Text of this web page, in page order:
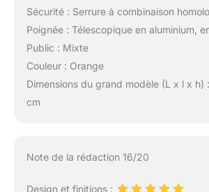
Sécurité : Serrure à combinaison
Poignée : Télescopique en aluminium,
Public : Mixte
Couleur : Orange
Dimensions du grand modèle (L x l x
cm
Note de la rédaction 16/20
Design et finitions :